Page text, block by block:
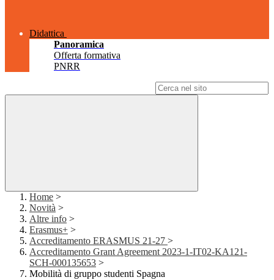
Didattica
Panoramica
Offerta formativa
PNRR
Home >
Novità >
Altre info >
Erasmus+ >
Accreditamento ERASMUS 21-27 >
Accreditamento Grant Agreement 2023-1-IT02-KA121-
SCH-000135653 >
Mobilità di gruppo studenti Spagna